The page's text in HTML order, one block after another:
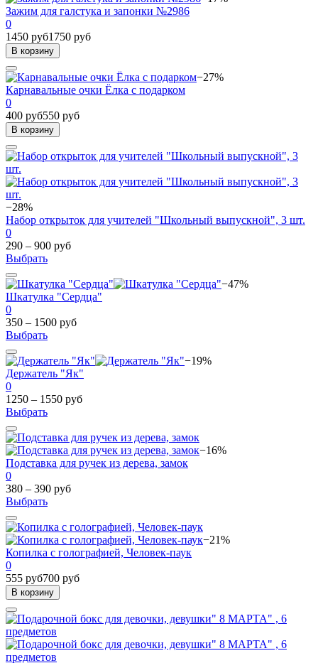
Зажим для галстука и запонки №2986
0
1450 руб1750 руб
В корзину
−27%
Карнавальные очки Ёлка с подарком
0
400 руб550 руб
В корзину
−28%
Набор открыток для учителей "Школьный выпускной", 3 шт.
0
290 – 900 руб
Выбрать
−47%
Шкатулка "Сердца"
0
350 – 1500 руб
Выбрать
−19%
Держатель "Як"
0
1250 – 1550 руб
Выбрать
−16%
Подставка для ручек из дерева, замок
0
380 – 390 руб
Выбрать
−21%
Копилка с голографией, Человек-паук
0
555 руб700 руб
В корзину